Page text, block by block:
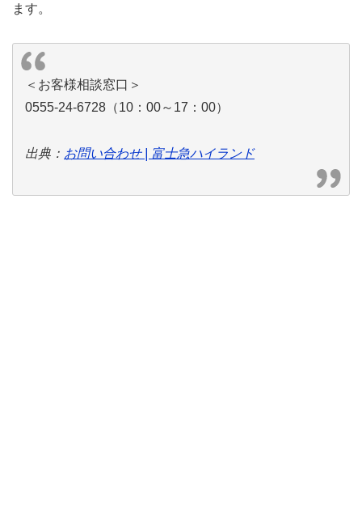
ます。
＜お客様相談窓口＞
0555-24-6728（10：00～17：00）
出典： お問い合わせ | 富士急ハイランド